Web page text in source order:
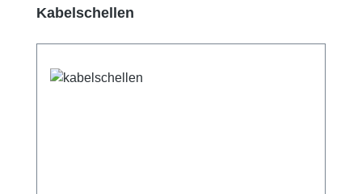
Produktgalerie überspringen
Kabelschellen